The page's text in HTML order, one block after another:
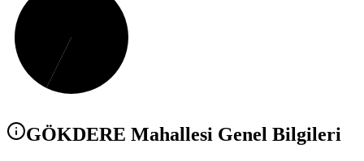
GÖKDERE Mahallesi Genel Bilgileri